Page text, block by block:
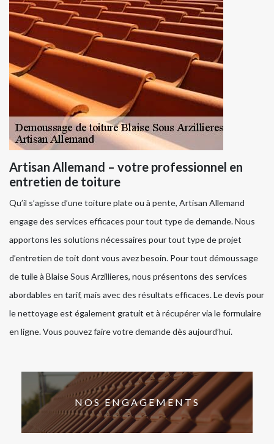
Artisan Allemand – votre professionnel en
entretien de toiture
Qu’il s’agisse d’une toiture plate ou à pente, Artisan Allemand
engage des services efficaces pour tout type de demande. Nous
apportons les solutions nécessaires pour tout type de projet
d’entretien de toit dont vous avez besoin. Pour tout démoussage
de tuile à Blaise Sous Arzillieres, nous présentons des services
abordables en tarif, mais avec des résultats efficaces. Le devis pour
le nettoyage est également gratuit et à récupérer via le formulaire
en ligne. Vous pouvez faire votre demande dès aujourd’hui.
NOS ENGAGEMENTS